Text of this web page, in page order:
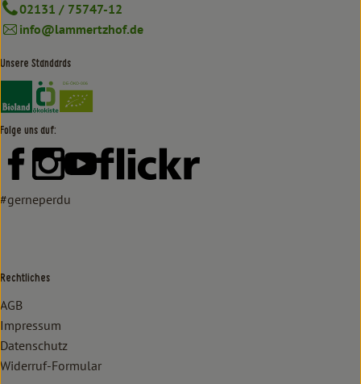
02131 / 75747-12
info@lammertzhof.de
Unsere Standards
Externer Link zu https://www.bioland.de/verbraucher
Externer Link zu https://www.oekokiste.de/
Folge uns auf:
Externer Link zu https://www.facebook.com/lammertzhof/
Externer Link zu https://www.instagram.com/
Externer Link zu https://www.youtube.com/
Externer Link zu https://
#gerneperdu
Rechtliches
AGB
Impressum
Datenschutz
Widerruf-Formular